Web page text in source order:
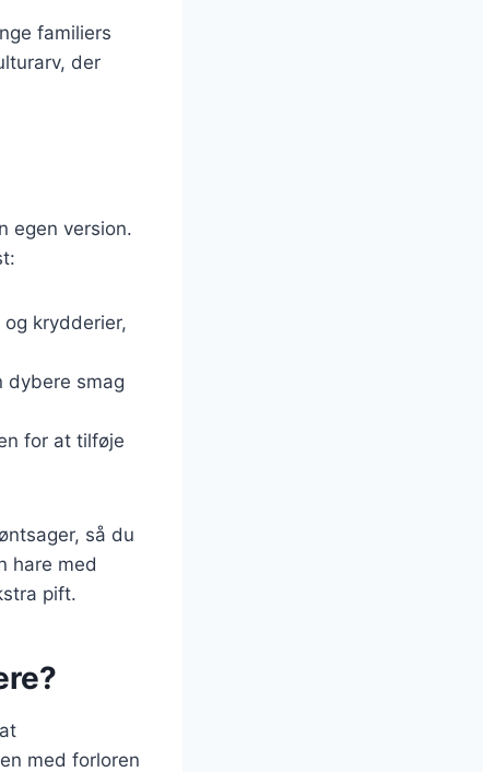
familiers
der
egen version.
krydderier,
dybere smag
for at tilføje
så du
hare med
pift.
med forloren